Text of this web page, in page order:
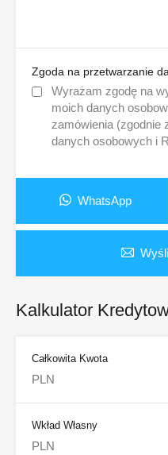
Zgoda na przetwarzanie
Wyrażam zgodę na
moich danych
zamówienia (zgodnie
danych osobowych i
WhatsApp
Kalkulator
Całkowita Kwota
Wkład Własny